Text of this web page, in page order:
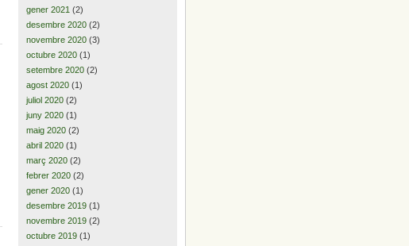
gener 2021 (2)
desembre 2020 (2)
novembre 2020 (3)
octubre 2020 (1)
setembre 2020 (2)
agost 2020 (1)
juliol 2020 (2)
juny 2020 (1)
maig 2020 (2)
abril 2020 (1)
març 2020 (2)
febrer 2020 (2)
gener 2020 (1)
desembre 2019 (1)
novembre 2019 (2)
octubre 2019 (1)